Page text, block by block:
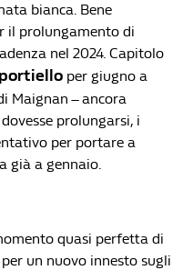
bianca. Bene
il prolungamento di
nel 2024. Capitolo
per giugno a
Maignan – ancora
prolungarsi, i
per portare a
già a gennaio.
quasi perfetta di
un nuovo innesto sugli